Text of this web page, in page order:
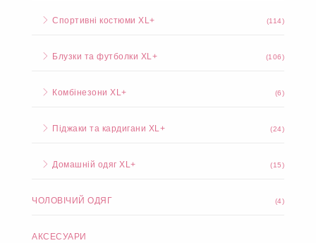
Спортивні костюми XL+ (114)
Блузки та футболки XL+ (106)
Комбінезони XL+ (6)
Піджаки та кардигани XL+ (24)
Домашній одяг XL+ (15)
ЧОЛОВІЧИЙ ОДЯГ (4)
АКСЕСУАРИ